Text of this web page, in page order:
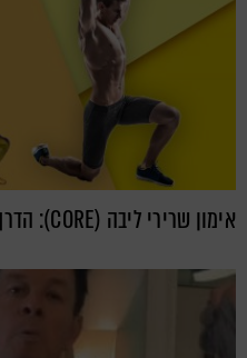
אימון שרירי ליבה (CORE): הדרך לריבועים ועוד הרבה יותר